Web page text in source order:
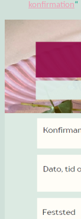
konfirmation“